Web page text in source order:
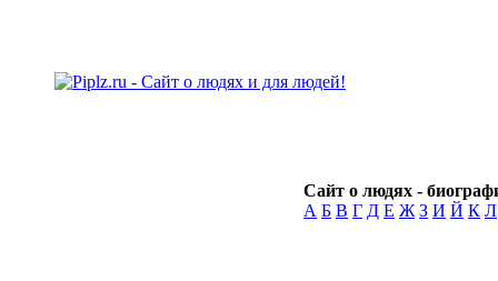
Сайт о людях -
А Б В Г Д Е Ж З И Й К Л